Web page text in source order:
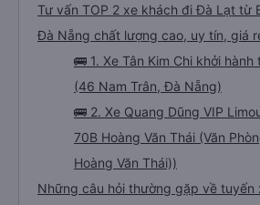
Tư vấn TOP 2 xe khách đi Đà Lạt từ
Đà Nẵng chất lượng cao, uy tín, giá
🚌 1. Xe Tân Kim Chi khởi
(46 Nam Trân, Đà Nẵng)
🚌 2. Xe Quang Dũng VIP
70B Hoàng Văn Thái (Văn
Hoàng Văn Thái))
Những câu hỏi thường gặp về tuyến